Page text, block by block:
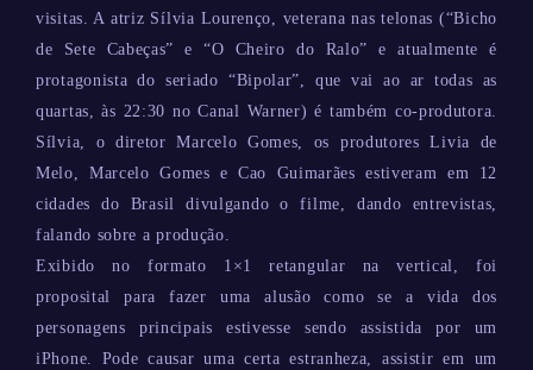
visitas. A atriz Sílvia Lourenço, veterana nas telonas (“Bicho
de Sete Cabeças” e “O Cheiro do Ralo” e atualmente é
protagonista do seriado “Bipolar”, que vai ao ar todas as
quartas, às 22:30 no Canal Warner) é também co-produtora.
Sílvia, o diretor Marcelo Gomes, os produtores Livia de
Melo, Marcelo Gomes e Cao Guimarães estiveram em 12
cidades do Brasil divulgando o filme, dando entrevistas,
falando sobre a produção.
Exibido no formato 1×1 retangular na vertical, foi
proposital para fazer uma alusão como se a vida dos
personagens principais estivesse sendo assistida por um
iPhone. Pode causar uma certa estranheza, assistir em um